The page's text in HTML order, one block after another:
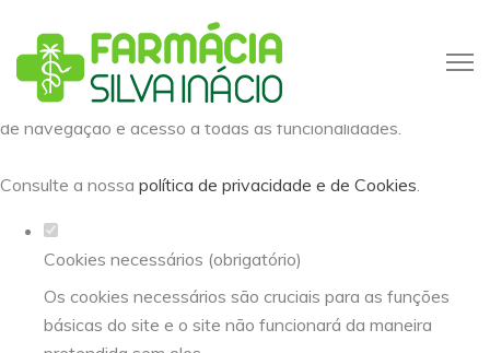
Defina as suas preferências de
cookies para este website.
Este website utiliza cookies estritamente necessários,
analíticos e funcionais, para lhe oferecer uma boa experiência
de navegação e acesso a todas as funcionalidades.
Consulte a nossa política de privacidade e de Cookies.
Cookies necessários (obrigatório)
Os cookies necessários são cruciais para as funções
básicas do site e o site não funcionará da maneira